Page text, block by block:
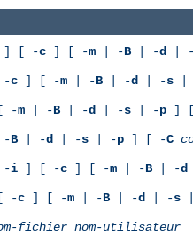
] [ -c ] [ -m | -B | -d | -
c ] [ -m | -B | -d | -s |
-m | -B | -d | -s | -p ]
B | -d | -s | -p ] [ -C
i ] [ -c ] [ -m | -B | -d
-c ] [ -m | -B | -d | -s
fichier nom-utilisateur